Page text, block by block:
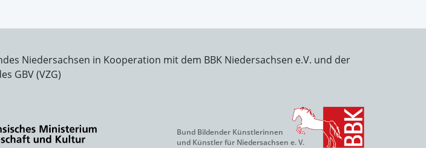
Niedersachsen in Kooperation mit dem BBK Niedersachsen e.V. und der
GBV (VZG)
Bund Bildender Künstlerinnen
und Künstler für Niedersachsen e. V.